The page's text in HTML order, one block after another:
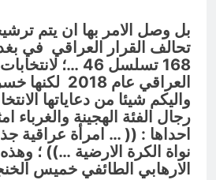
بل وصل الامر بها ان يتم
تحالف القرار العراقي في
168 تسلسل 46 …؛
العراقي عام
واليكم شيئا من دعاياتها
رجال الفئة الهجينة والغرباء
احداها : (( … امرأة عراقية
نواة الكرة الارضية …)) ؛ وهذه
الارهابي الطائفي خميس